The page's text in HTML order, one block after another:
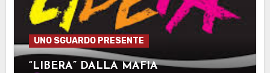
UNO SGUARDO PRESENTE
“LIBERA” DALLA MAFIA